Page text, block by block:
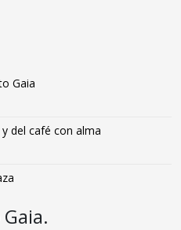
Gaia
del café con alma